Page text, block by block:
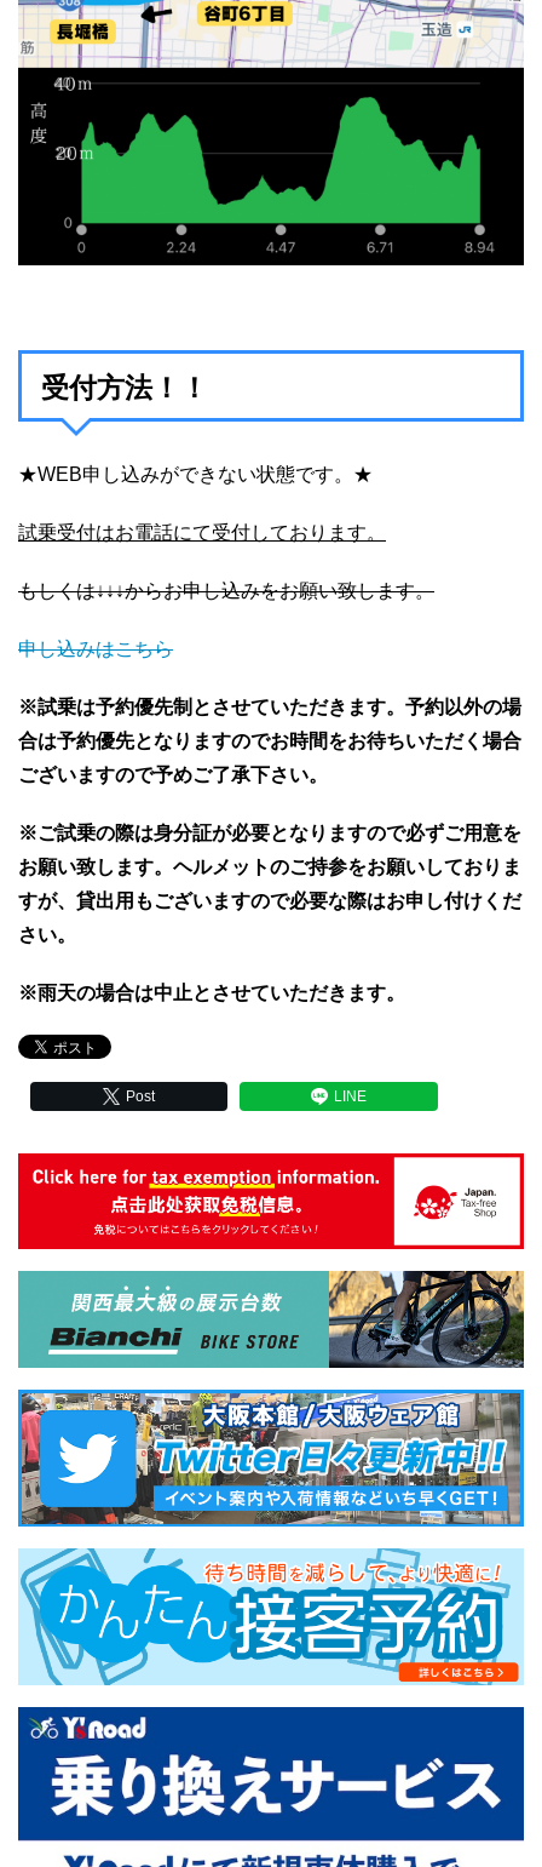
受付方法！！
★WEB申し込みができない状態です。★
試乗受付はお電話にて受付しております。
もしくは↓↓↓からお申し込みをお願い致します。
申し込みはこちら
※試乗は予約優先制とさせていただきます。予約以外の場
合は予約優先となりますのでお時間をお待ちいただく場合
ございますので予めご了承下さい。
※ご試乗の際は身分証が必要となりますので必ずご用意を
お願い致します。 ヘルメットのご持参をお願いしておりま
すが、貸出用もございますので必要な際はお申し付けくだ
さい。
※雨天の場合は中止とさせていただきます。
Post LINE